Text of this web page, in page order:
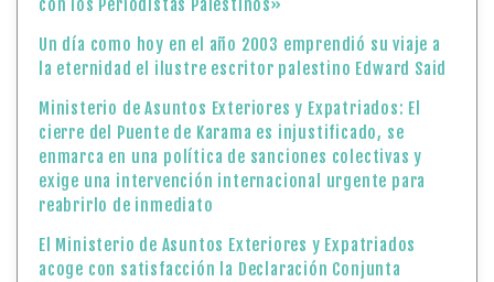
con los Periodistas Palestinos»
Un día como hoy en el año 2003 emprendió su viaje a
la eternidad el ilustre escritor palestino Edward Said
Ministerio de Asuntos Exteriores y Expatriados: El
cierre del Puente de Karama es injustificado, se
enmarca en una política de sanciones colectivas y
exige una intervención internacional urgente para
reabrirlo de inmediato
El Ministerio de Asuntos Exteriores y Expatriados
acoge con satisfacción la Declaración Conjunta